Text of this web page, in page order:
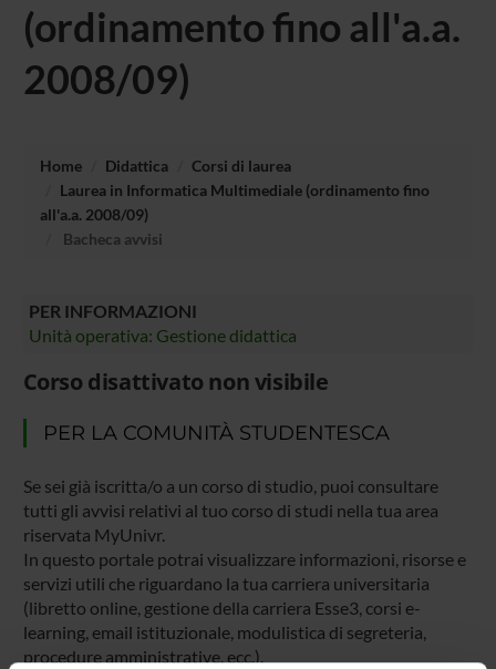
(ordinamento fino all'a.a.
2008/09)
Home Didattica
Corsi di laurea
Laurea in Informatica Multimediale (ordinamento fino
all'a.a. 2008/09)
Bacheca avvisi
PER INFORMAZIONI
Unità operativa: Gestione didattica
Corso disattivato non visibile
PER LA COMUNITÀ STUDENTESCA
Se sei già iscritta/o a un corso di studio, puoi consultare
tutti gli avvisi relativi al tuo corso di studi nella tua area
riservata MyUnivr.
In questo portale potrai visualizzare informazioni, risorse e
servizi utili che riguardano la tua carriera universitaria
(libretto online, gestione della carriera Esse3, corsi e-
learning, email istituzionale, modulistica di segreteria,
procedure amministrative, ecc.).